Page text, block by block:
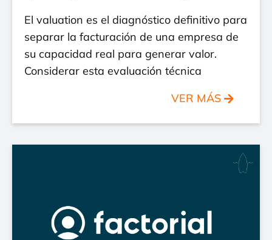
El valuation es el diagnóstico definitivo para
separar la facturación de una empresa de
su capacidad real para generar valor.
Considerar esta evaluación técnica
VER MÁS